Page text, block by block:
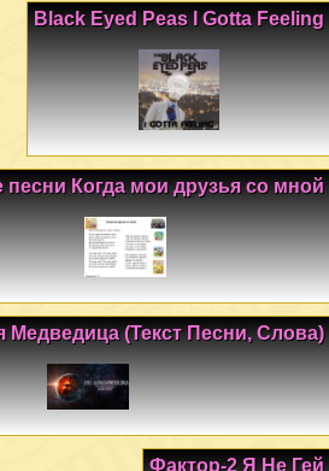
Black Eyed Peas I Gotta Feeling
песни Когда мои друзья со мной
(Текст Песни, Слова)
Фактор-2 Я Не Гей